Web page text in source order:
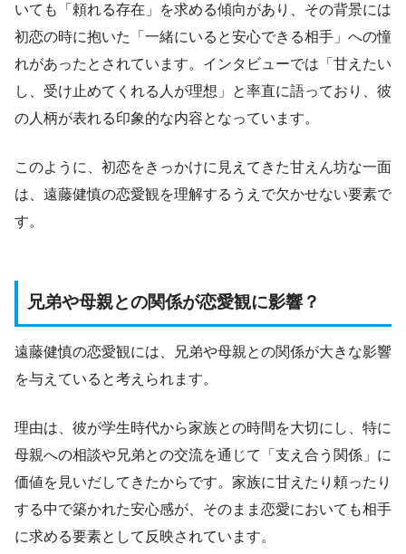
いても「頼れる存在」を求める傾向があり、その背景には
初恋の時に抱いた「一緒にいると安心できる相手」への憧
れがあったとされています。インタビューでは「甘えたい
し、受け止めてくれる人が理想」と率直に語っており、彼
の人柄が表れる印象的な内容となっています。
このように、初恋をきっかけに見えてきた甘えん坊な一面
は、遠藤健慎の恋愛観を理解するうえで欠かせない要素で
す。
兄弟や母親との関係が恋愛観に影響？
遠藤健慎の恋愛観には、兄弟や母親との関係が大きな影響
を与えていると考えられます。
理由は、彼が学生時代から家族との時間を大切にし、特に
母親への相談や兄弟との交流を通じて「支え合う関係」に
価値を見いだしてきたからです。家族に甘えたり頼ったり
する中で築かれた安心感が、そのまま恋愛においても相手
に求める要素として反映されています。